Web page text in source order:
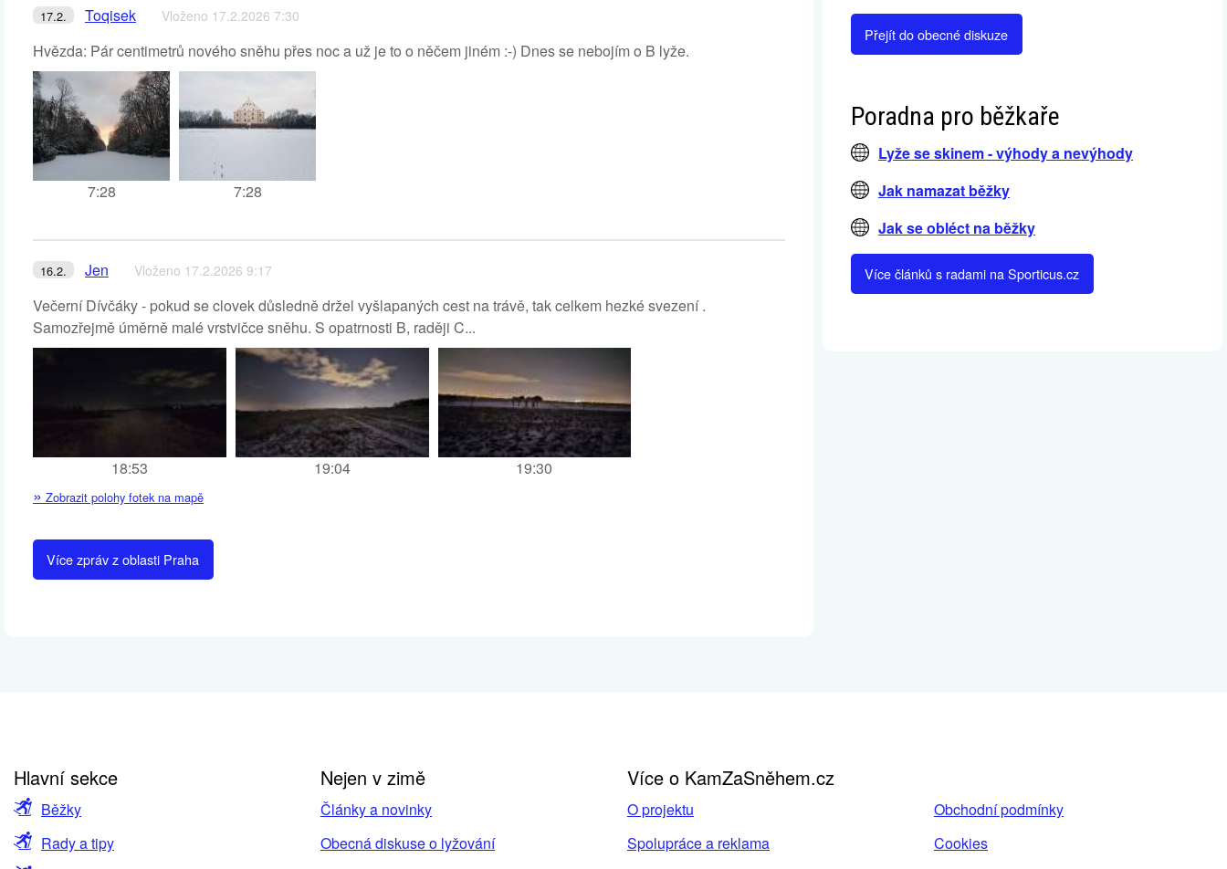
17.2. Toqisek Vloženo 17.2.2026 7:30
Hvězda: Pár centimetrů nového sněhu přes noc a už je to o něčem jiném :-) Dnes se nebojím o B lyže.
7:28 7:28
16.2. Jen Vloženo 17.2.2026 9:17
Večerní Dívčáky - pokud se clovek důsledně držel vyšlapaných cest na trávě, tak celkem hezké svezení .
Samozřejmě úměrně malé vrstvičce sněhu. S opatrnosti B, raději C...
18:53 19:04 19:30
» Zobrazit polohy fotek na mapě
Více zpráv z oblasti Praha
Přejít do obecné diskuze
Poradna pro běžkaře
Lyže se skinem - výhody a nevýhody
Jak namazat běžky
Jak se obléct na běžky
Více článků s radami na Sporticus.cz
Hlavní sekce
Běžky
Rady a tipy
Nejen v zimě
Články a novinky
Obecná diskuse o lyžování
Více o KamZaSněhem.cz
O projektu
Spolupráce a reklama
Obchodní podmínky
Cookies